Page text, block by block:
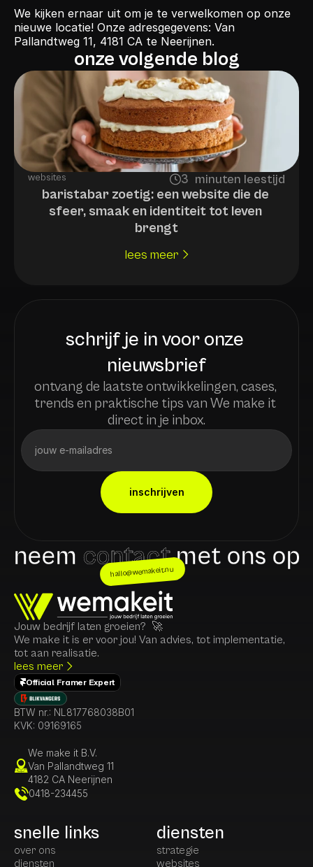
We kijken ernaar uit om je te verwelkomen op onze
nieuwe locatie! Onze adresgegevens: Van
Pallandtweg 11, 4181 CA te Neerijnen.
onze volgende blog
websites
3
minutes
minuten leestijd
baristabar zoetig: een website die de
sfeer, smaak en identiteit tot leven
brengt
lees meer
schrijf je in voor onze
nieuwsbrief
ontvang de laatste ontwikkelingen, cases,
trends en praktische tips van We make it
direct in je inbox.
inschrijven
neem contactmet ons op
hallo@wemakeit.nu
Jouw bedrijf laten groeien?  🚀
We make it is er voor jou! Van advies, tot implementatie,
tot aan realisatie.
lees meer
Official Framer Expert
BTW nr.: NL817768038B01
KVK: 09169165
We make it B.V.
Van Pallandtweg 11
4182 CA Neerijnen
0418-234455
snelle links
over ons
diensten
diensten
strategie
websites